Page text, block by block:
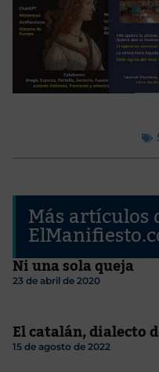
Más artículos
Ni una sola queja
23 de abril de 2020
El catalán, dialecto
15 de agosto de 2022